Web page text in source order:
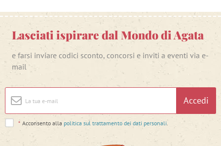
Lasciati ispirare dal Mondo di Agata
e farsi inviare codici sconto, concorsi e inviti a eventi via e-
mail
Accedi
* Acconsento alla politica sul trattamento dei dati personali.